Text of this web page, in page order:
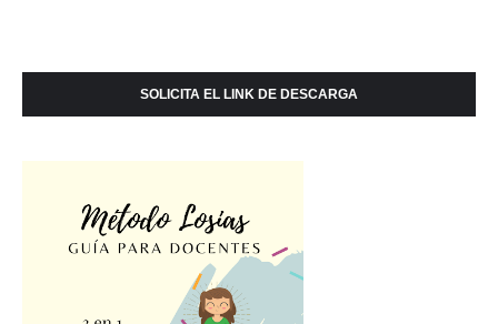
SOLICITA EL LINK DE DESCARGA